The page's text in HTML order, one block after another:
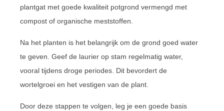
plantgat met goede kwaliteit potgrond vermengd met
compost of organische meststoffen.
Na het planten is het belangrijk om de grond goed water
te geven. Geef de laurier op stam regelmatig water,
vooral tijdens droge periodes. Dit bevordert de
wortelgroei en het vestigen van de plant.
Door deze stappen te volgen, leg je een goede basis